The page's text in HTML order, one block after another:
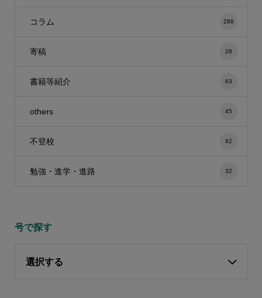
コラム 288
寄稿 28
書籍等紹介 63
others 45
不登校 92
勉強・進学・進路 32
号で探す
選択する